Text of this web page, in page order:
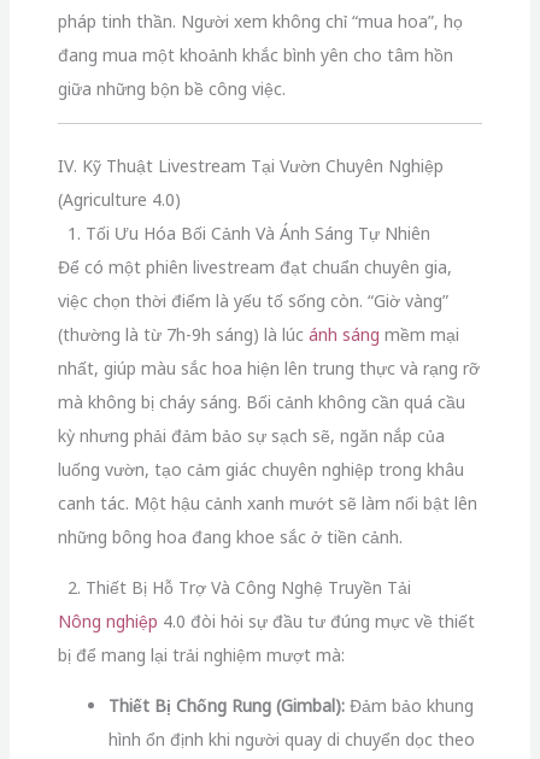
pháp tinh thần. Người xem không chỉ “mua hoa”, họ
đang mua một khoảnh khắc bình yên cho tâm hồn
giữa những bộn bề công việc.
IV. Kỹ Thuật Livestream Tại Vườn Chuyên Nghiệp
(Agriculture 4.0)
1. Tối Ưu Hóa Bối Cảnh Và Ánh Sáng Tự Nhiên
Để có một phiên livestream đạt chuẩn chuyên gia,
việc chọn thời điểm là yếu tố sống còn. “Giờ vàng”
(thường là từ 7h-9h sáng) là lúc ánh sáng mềm mại
nhất, giúp màu sắc hoa hiện lên trung thực và rạng rỡ
mà không bị cháy sáng. Bối cảnh không cần quá cầu
kỳ nhưng phải đảm bảo sự sạch sẽ, ngăn nắp của
luống vườn, tạo cảm giác chuyên nghiệp trong khâu
canh tác. Một hậu cảnh xanh mướt sẽ làm nổi bật lên
những bông hoa đang khoe sắc ở tiền cảnh.
2. Thiết Bị Hỗ Trợ Và Công Nghệ Truyền Tải
Nông nghiệp 4.0 đòi hỏi sự đầu tư đúng mực về thiết
bị để mang lại trải nghiệm mượt mà:
Thiết Bị Chống Rung (Gimbal):Đảm bảo khung
hình ổn định khi người quay di chuyển dọc theo